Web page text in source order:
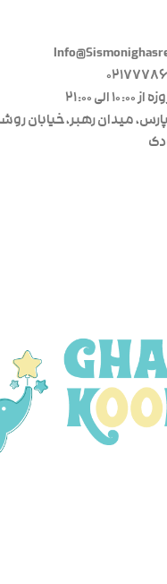
۲۱:۰۰
میدان رهبر، خیابان